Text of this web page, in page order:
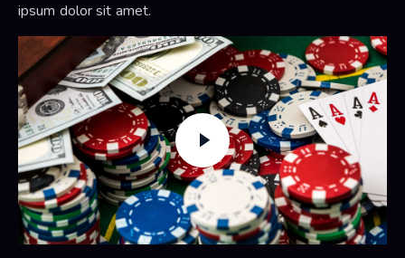
ipsum dolor sit amet.